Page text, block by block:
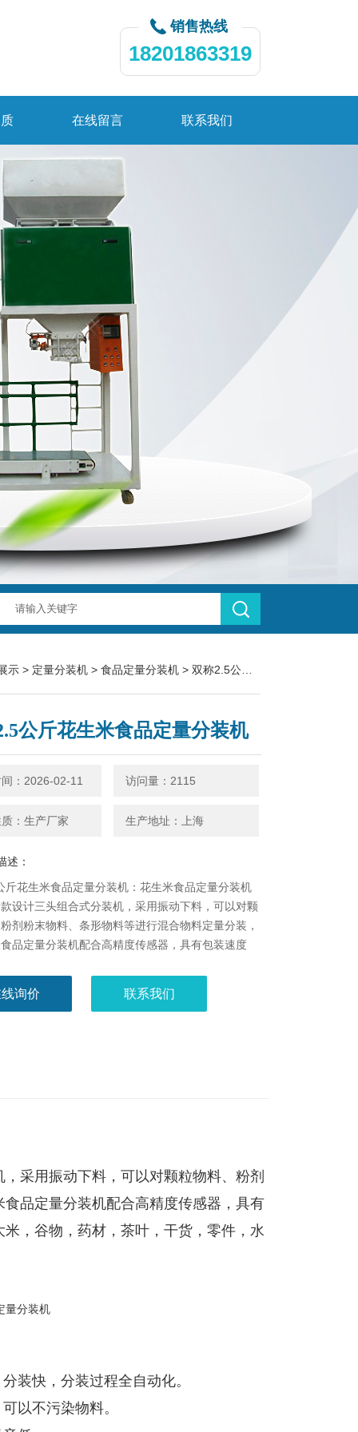
销售热线
18201863319
在线留言 联系我们
示 > 定量分装机 > 食品定量分装机 > 双称2.5公斤花生米食品定量分装机
公斤花生米食品定量分装机
：2026-02-11 访问量：2115
：生产厂家 生产地址：上海
述：
斤花生米食品定量分装机：花生米食品定量分装机​
设计三头组合式分装机，采用振动下料，可以对颗
剂粉末物料、条形物料等进行混合物料定量分装，
品定量分装机配合高精度传感器，具有包装速度
询价 联系我们
采用振动下料，可以对颗粒物料、粉剂
品定量分装机配合高精度传感器，具有
，谷物，药材，茶叶，干货，零件，水
装快，分装过程全自动化。
以不污染物料。